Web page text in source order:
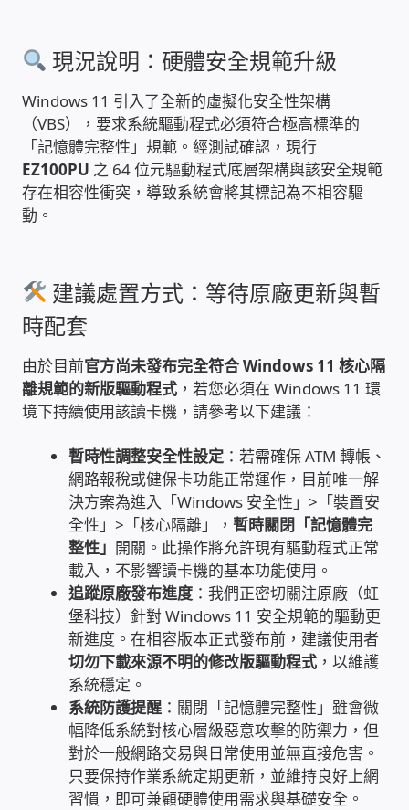
電子鎖安裝-實績案例
電腦資訊-實績案例
聯絡我們
徵 伙伴
公益贊助、社會貢獻
家庭水電修繕
窗簾 窗飾 丈量安裝
電腦維修銷售
電腦維護合約
電腦租賃方案
捷元電腦 NUC迷你電腦 伺服器
飛碟 不斷電 UPS / 穩壓器 AVR
現況說明：硬體安全規範升級
Windows 11 引入了全新的虛擬化安全性架構
（VBS），要求系統驅動程式必須符合極高標準的
「記憶體完整性」規範。經測試確認，現行
EZ100PU 之 64 位元驅動程式底層架構與該安全規範
存在相容性衝突，導致系統會將其標記為不相容驅
動。
建議處置方式：等待原廠更新與暫
時配套
由於目前官方尚未發布完全符合 Windows 11 核心隔
離規範的新版驅動程式 ，若您必須在 Windows 11 環
境下持續使用該讀卡機，請參考以下建議：
暫時性調整安全性設定 ：若需確保 ATM 轉帳、
網路報稅或健保卡功能正常運作，目前唯一解
決方案為進入「Windows 安全性」>「裝置安
全性」>「核心隔離」，暫時關閉「記憶體完
整性」 開關。此操作將允許現有驅動程式正常
載入，不影響讀卡機的基本功能使用。
追蹤原廠發布進度 ：我們正密切關注原廠（虹
堡科技）針對 Windows 11 安全規範的驅動更
新進度。在相容版本正式發布前，建議使用者
切勿下載來源不明的修改版驅動程式 ，以維護
系統穩定。
系統防護提醒 ：關閉「記憶體完整性」雖會微
幅降低系統對核心層級惡意攻擊的防禦力，但
對於一般網路交易與日常使用並無直接危害。
只要保持作業系統定期更新，並維持良好上網
習慣，即可兼顧硬體使用需求與基礎安全。